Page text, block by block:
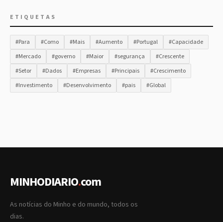
ETIQUETAS
#Para #Como #Mais #Aumento #Portugal
#Capacidade
#Mercado
#governo #Maior #segurança
#Crescente
#Setor
#Dados #Empresas #Principais
#Crescimento
#Investimento
#Desenvolvimento #pais #Global
MINHODIARIO.com
As notícias do Minho e do mundo, todos os
dias.